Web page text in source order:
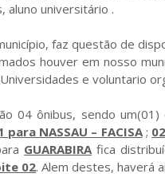
aluno universitário .
faz questão de
houver em nosso
e voluntario
04 ônibus, sendo um(01)
para NASSAU – FACISA;
GUARABIRAfica
02. Alem destes, haverá